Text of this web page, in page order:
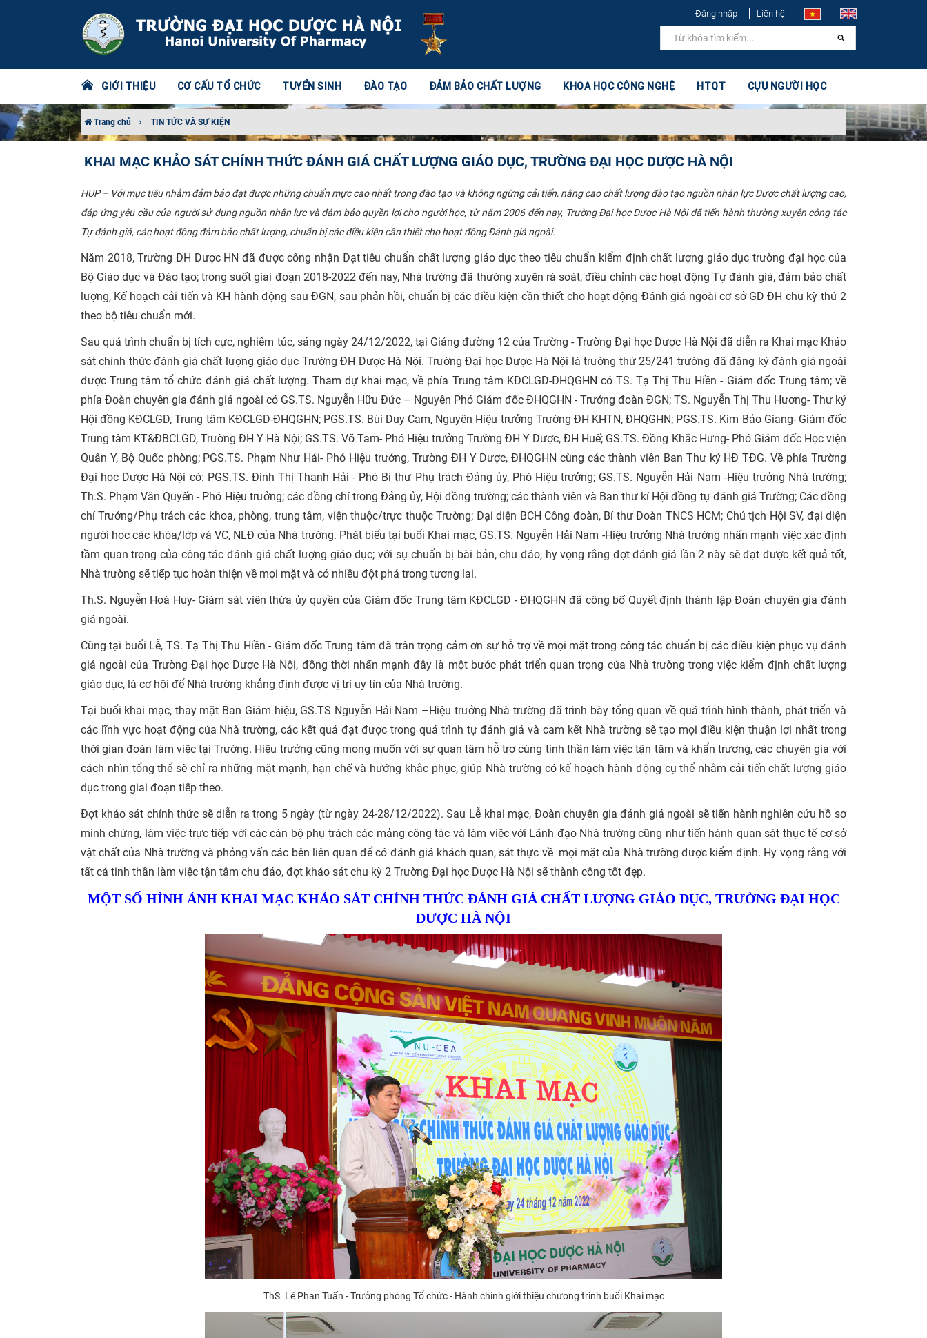
Đăng nhập Liên hệ
GIỚI THIỆU CƠ CẤU TỔ CHỨC TUYỂN SINH ĐÀO TẠO ĐẢM BẢO CHẤT LƯỢNG KHOA HỌC CÔNG NGHỆ HTQT CỰU NGƯỜI HỌC
Trang chủ TIN TỨC VÀ SỰ KIỆN
KHAI MẠC KHẢO SÁT CHÍNH THỨC ĐÁNH GIÁ CHẤT LƯỢNG GIÁO DỤC, TRƯỜNG ĐẠI HỌC DƯỢC HÀ NỘI
HUP – Với mục tiêu nhằm đảm bảo đạt được những chuẩn mực cao nhất trong đào tạo và không ngừng cải tiến, nâng cao chất lượng đào tạo nguồn nhân lực Dược chất lượng cao,
đáp ứng yêu cầu của người sử dụng nguồn nhân lực và đảm bảo quyền lợi cho người học, từ năm 2006 đến nay, Trường Đại học Dược Hà Nội đã tiến hành thường xuyên công tác
Tự đánh giá, các hoạt động đảm bảo chất lượng, chuẩn bị các điều kiện cần thiết cho hoạt động Đánh giá ngoài.
Năm 2018, Trường ĐH Dược HN đã được công nhận Đạt tiêu chuẩn chất lượng giáo dục theo tiêu chuẩn kiểm định chất lượng giáo dục trường đại học của
Bộ Giáo dục và Đào tạo; trong suốt giai đoạn 2018-2022 đến nay, Nhà trường đã thường xuyên rà soát, điều chỉnh các hoạt động Tự đánh giá, đảm bảo chất
lượng, Kế hoạch cải tiến và KH hành động sau ĐGN, sau phản hồi, chuẩn bị các điều kiện cần thiết cho hoạt động Đánh giá ngoài cơ sở GD ĐH chu kỳ thứ 2
theo bộ tiêu chuẩn mới.
Sau quá trình chuẩn bị tích cực, nghiêm túc, sáng ngày 24/12/2022, tại Giảng đường 12 của Trường - Trường Đại học Dược Hà Nội đã diễn ra Khai mạc Khảo
sát chính thức đánh giá chất lượng giáo dục Trường ĐH Dược Hà Nội. Trường Đại học Dược Hà Nội là trường thứ 25/241 trường đã đăng ký đánh giá ngoài
được Trung tâm tổ chức đánh giá chất lượng. Tham dự khai mạc, về phía Trung tâm KĐCLGD-ĐHQGHN có TS. Tạ Thị Thu Hiền - Giám đốc Trung tâm; về
phía Đoàn chuyên gia đánh giá ngoài có GS.TS. Nguyễn Hữu Đức – Nguyên Phó Giám đốc ĐHQGHN - Trưởng đoàn ĐGN; TS. Nguyễn Thị Thu Hương- Thư ký
Hội đồng KĐCLGD, Trung tâm KĐCLGD-ĐHQGHN; PGS.TS. Bùi Duy Cam, Nguyên Hiệu trưởng Trường ĐH KHTN, ĐHQGHN; PGS.TS. Kim Bảo Giang- Giám đốc
Trung tâm KT&ĐBCLGD, Trường ĐH Y Hà Nội; GS.TS. Võ Tam- Phó Hiệu trưởng Trường ĐH Y Dược, ĐH Huế; GS.TS. Đồng Khắc Hưng- Phó Giám đốc Học viện
Quân Y, Bộ Quốc phòng; PGS.TS. Phạm Như Hải- Phó Hiệu trưởng, Trường ĐH Y Dược, ĐHQGHN cùng các thành viên Ban Thư ký HĐ TĐG. Về phía Trường
Đại học Dược Hà Nội có: PGS.TS. Đinh Thị Thanh Hải - Phó Bí thư Phụ trách Đảng ủy, Phó Hiệu trưởng; GS.TS. Nguyễn Hải Nam -Hiệu trưởng Nhà trường;
Th.S. Phạm Văn Quyến - Phó Hiệu trưởng; các đồng chí trong Đảng ủy, Hội đồng trường; các thành viên và Ban thư kí Hội đồng tự đánh giá Trường; Các đồng
chí Trưởng/Phụ trách các khoa, phòng, trung tâm, viện thuộc/trực thuộc Trường; Đại diện BCH Công đoàn, Bí thư Đoàn TNCS HCM; Chủ tịch Hội SV, đại diện
người học các khóa/lớp và VC, NLĐ của Nhà trường. Phát biểu tại buổi Khai mạc, GS.TS. Nguyễn Hải Nam -Hiệu trưởng Nhà trường nhấn mạnh việc xác định
tầm quan trọng của công tác đánh giá chất lượng giáo dục; với sự chuẩn bị bài bản, chu đáo, hy vọng rằng đợt đánh giá lần 2 này sẽ đạt được kết quả tốt,
Nhà trường sẽ tiếp tục hoàn thiện về mọi mặt và có nhiều đột phá trong tương lai.
Th.S. Nguyễn Hoà Huy- Giám sát viên thừa ủy quyền của Giám đốc Trung tâm KĐCLGD - ĐHQGHN đã công bố Quyết định thành lập Đoàn chuyên gia đánh
giá ngoài.
Cũng tại buổi Lễ, TS. Tạ Thị Thu Hiền - Giám đốc Trung tâm đã trân trọng cảm ơn sự hỗ trợ về mọi mặt trong công tác chuẩn bị các điều kiện phục vụ đánh
giá ngoài của Trường Đại học Dược Hà Nội, đồng thời nhấn mạnh đây là một bước phát triển quan trọng của Nhà trường trong việc kiểm định chất lượng
giáo dục, là cơ hội để Nhà trường khẳng định được vị trí uy tín của Nhà trường.
Tại buổi khai mạc, thay mặt Ban Giám hiệu, GS.TS Nguyễn Hải Nam –Hiệu trưởng Nhà trường đã trình bày tổng quan về quá trình hình thành, phát triển và
các lĩnh vực hoạt động của Nhà trường, các kết quả đạt được trong quá trình tự đánh giá và cam kết Nhà trường sẽ tạo mọi điều kiện thuận lợi nhất trong
thời gian đoàn làm việc tại Trường. Hiệu trưởng cũng mong muốn với sự quan tâm hỗ trợ cùng tinh thần làm việc tận tâm và khẩn trương, các chuyên gia với
cách nhìn tổng thể sẽ chỉ ra những mặt mạnh, hạn chế và hướng khắc phục, giúp Nhà trường có kế hoạch hành động cụ thể nhằm cải tiến chất lượng giáo
dục trong giai đoạn tiếp theo.
Đợt khảo sát chính thức sẽ diễn ra trong 5 ngày (từ ngày 24-28/12/2022). Sau Lễ khai mạc, Đoàn chuyên gia đánh giá ngoài sẽ tiến hành nghiên cứu hồ sơ
minh chứng, làm việc trực tiếp với các cán bộ phụ trách các mảng công tác và làm việc với Lãnh đạo Nhà trường cũng như tiến hành quan sát thực tế cơ sở
vật chất của Nhà trường và phỏng vấn các bên liên quan để có đánh giá khách quan, sát thực về mọi mặt của Nhà trường được kiểm định. Hy vọng rằng với
tất cả tinh thần làm việc tận tâm chu đáo, đợt khảo sát chu kỳ 2 Trường Đại học Dược Hà Nội sẽ thành công tốt đẹp.
MỘT SỐ HÌNH ẢNH KHAI MẠC KHẢO SÁT CHÍNH THỨC ĐÁNH GIÁ CHẤT LƯỢNG GIÁO DỤC, TRƯỜNG ĐẠI HỌC
DƯỢC HÀ NỘI
ThS. Lê Phan Tuấn - Trưởng phòng Tổ chức - Hành chính giới thiệu chương trình buổi Khai mạc